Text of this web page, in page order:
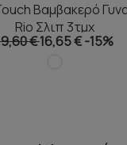
Βαμβακερό
Rio Σλιπ 3τμχ
€16,65 €-15%